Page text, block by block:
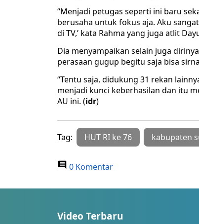
“Menjadi petugas seperti ini baru
berusaha untuk fokus aja. Aku
di TV,’ kata Rahma yang juga atlit
Dia menyampaikan selain juga
perasaan gugup begitu saja bisa
“Tentu saja, didukung 31 rekan
menjadi kunci keberhasilan dan itu
AU ini. (idr)
Tag: HUT RI ke 76 kabupaten
0 Komentar
Video Terbaru